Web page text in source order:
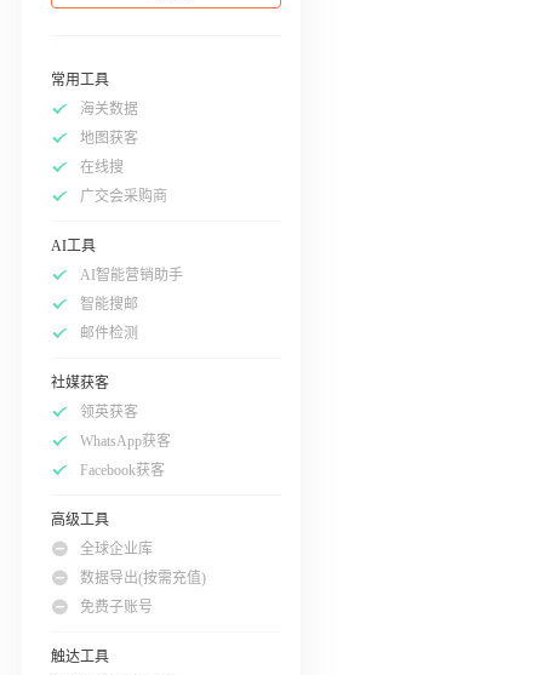
常用工具
海关数据
地图获客
在线搜
广交会采购商
AI工具
AI智能营销助手
智能搜邮
邮件检测
社媒获客
领英获客
WhatsApp获客
Facebook获客
高级工具
全球企业库
数据导出(按需充值)
免费子账号
触达工具